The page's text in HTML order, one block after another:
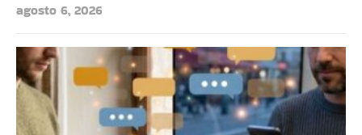
agosto 6, 2026